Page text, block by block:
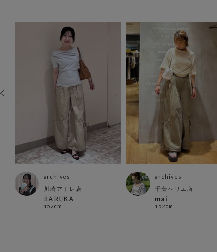
archives
川崎アトレ店
𝙷𝙰𝚁𝚄𝙺𝙰
152cm
archives
千葉ペリエ店
mai
152cm